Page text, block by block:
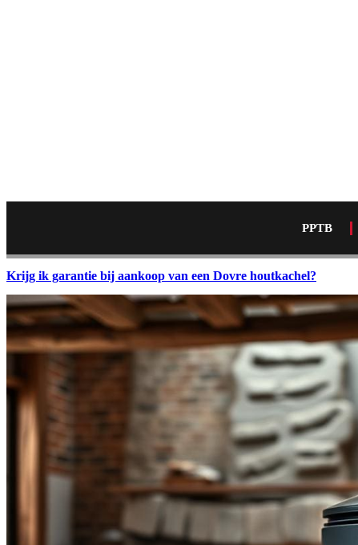
PPTB
Krijg ik garantie bij aankoop van een Dovre houtkachel?